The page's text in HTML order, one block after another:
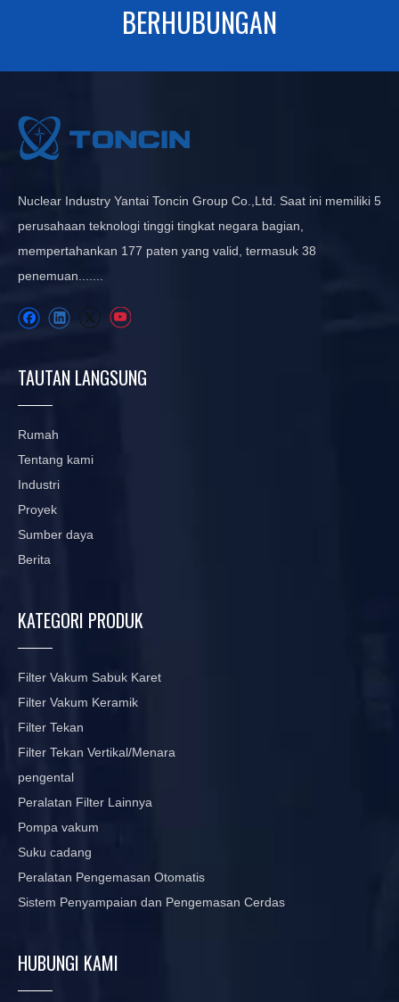
BERHUBUNGAN
Nuclear Industry Yantai Toncin Group Co.,Ltd. Saat ini memiliki 5
perusahaan teknologi tinggi tingkat negara bagian,
mempertahankan 177 paten yang valid, termasuk 38
penemuan.......
TAUTAN LANGSUNG
Rumah
Tentang kami
Industri
Proyek
Sumber daya
Berita
KATEGORI PRODUK
Filter Vakum Sabuk Karet
Filter Vakum Keramik
Filter Tekan
Filter Tekan Vertikal/Menara
pengental
Peralatan Filter Lainnya
Pompa vakum
Suku cadang
Peralatan Pengemasan Otomatis
Sistem Penyampaian dan Pengemasan Cerdas
HUBUNGI KAMI